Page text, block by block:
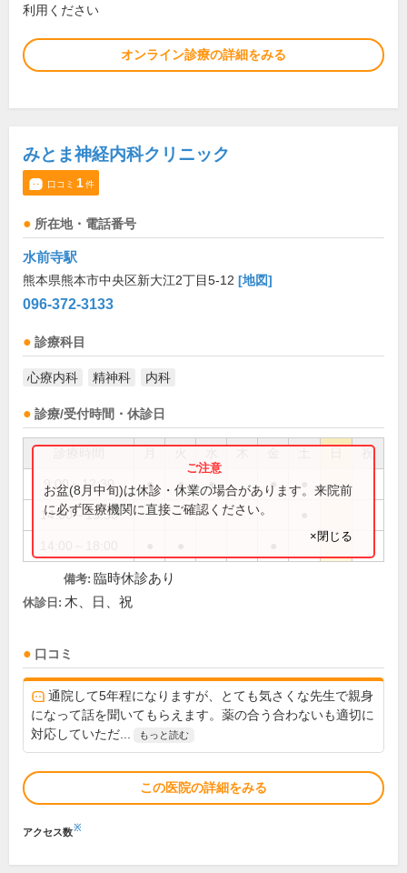
利用ください
オンライン診療の詳細をみる
みとま神経内科クリニック
口コミ 1件
所在地・電話番号
水前寺駅
熊本県熊本市中央区新大江2丁目5-12 [地図]
096-372-3133
診療科目
心療内科 精神科 内科
診療/受付時間・休診日
祝
9:00～12:30 ● ● ● ●
14:00～15:30
お盆(8月中旬)は休診・休業の場合があります。来院前
に必ず医療機関に直接ご確認ください。
×閉じる
備考: 臨時休診あり
休診日: 木、日、祝
口コミ
通院して5年程になりますが、とても気さくな先生で親身
になって話を聞いてもらえます。薬の合う合わないも適切に
対応していただ...
もっと読む
この医院の詳細をみる
アクセス数※